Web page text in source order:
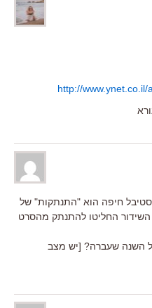
http://
חיפה הוא "התנתקות" של
החליטו להתנתק מהסרט
השנה שעברה? [יש מצב